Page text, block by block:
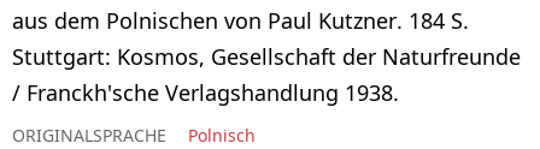
aus dem Polnischen von Paul Kutzner. 184 S.
Stuttgart: Kosmos, Gesellschaft der Naturfreunde
/ Franckh'sche Verlagshandlung 1938.
ORIGINALSPRACHE
Polnisch